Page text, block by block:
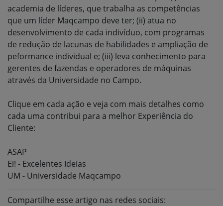
academia de líderes, que trabalha as competências
que um líder Maqcampo deve ter; (ii) atua no
desenvolvimento de cada indivíduo, com programas
de redução de lacunas de habilidades e ampliação de
peformance individual e; (iii) leva conhecimento para
gerentes de fazendas e operadores de máquinas
através da Universidade no Campo.
Clique em cada ação e veja com mais detalhes como
cada uma contribui para a melhor Experiência do
Cliente:
ASAP
Ei! - Excelentes Ideias
UM - Universidade Maqcampo
Compartilhe esse artigo nas redes sociais: